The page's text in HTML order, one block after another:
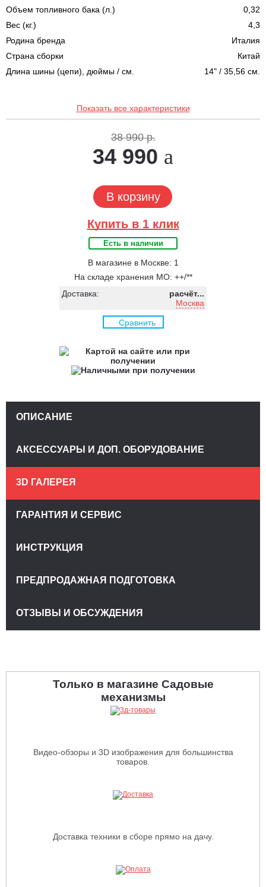
Объем топливного бака (л.)
0,32
Вес (кг.)
4,3
Родина бренда
Италия
Страна сборки
Китай
Длина шины (цепи), дюймы / см.
14" / 35,56 см.
Показать все характеристики
38 990 р.
34 990
В корзину
Купить в 1 клик
Есть в наличии
В магазине в Москве: 1
На складе хранения МО: ++/**
Доставка:
расчёт...
Москва
Сравнить
ОПИСАНИЕ
АКСЕССУАРЫ И ДОП. ОБОРУДОВАНИЕ
3D ГАЛЕРЕЯ
ГАРАНТИЯ И СЕРВИС
ИНСТРУКЦИЯ
ПРЕДПРОДАЖНАЯ ПОДГОТОВКА
ОТЗЫВЫ И ОБСУЖДЕНИЯ
Только в магазине Садовые
механизмы
Видео-обзоры и 3D изображения для большинства
товаров.
Доставка техники в сборе прямо на дачу.